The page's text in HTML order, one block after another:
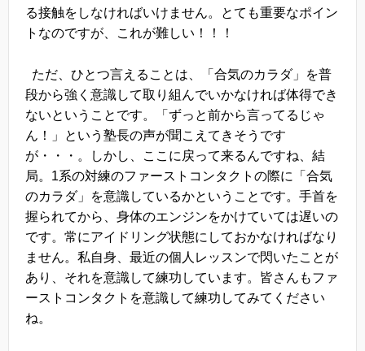
る接触をしなければいけません。とても重要なポイン
トなのですが、これが難しい！！！
ただ、ひとつ言えることは、「合気のカラダ」を普
段から強く意識して取り組んでいかなければ体得でき
ないということです。「ずっと前から言ってるじゃ
ん！」という塾長の声が聞こえてきそうです
が・・・。しかし、ここに戻って来るんですね、結
局。1系の対練のファーストコンタクトの際に「合気
のカラダ」を意識しているかということです。手首を
握られてから、身体のエンジンをかけていては遅いの
です。常にアイドリング状態にしておかなければなり
ません。私自身、最近の個人レッスンで閃いたことが
あり、それを意識して練功しています。皆さんもファ
ーストコンタクトを意識して練功してみてください
ね。